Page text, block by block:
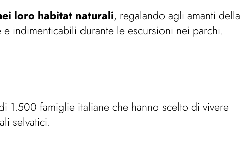
loro habitat naturali, regalando agli amanti della
indimenticabili durante le escursioni nei parchi.
1.500 famiglie italiane che hanno scelto di vivere
selvatici.